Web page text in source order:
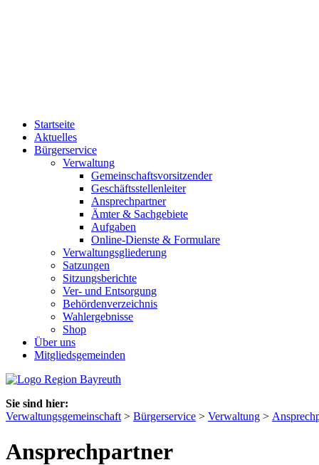
Startseite
Aktuelles
Bürgerservice
Verwaltung
Gemeinschaftsvorsitzender
Geschäftsstellenleiter
Ansprechpartner
Ämter & Sachgebiete
Aufgaben
Online-Dienste & Formulare
Verwaltungsgliederung
Satzungen
Sitzungsberichte
Ver- und Entsorgung
Behördenverzeichnis
Wahlergebnisse
Shop
Über uns
Mitgliedsgemeinden
Sie sind hier:
Verwaltungsgemeinschaft > Bürgerservice > Verwaltung >
Ansprechpartner